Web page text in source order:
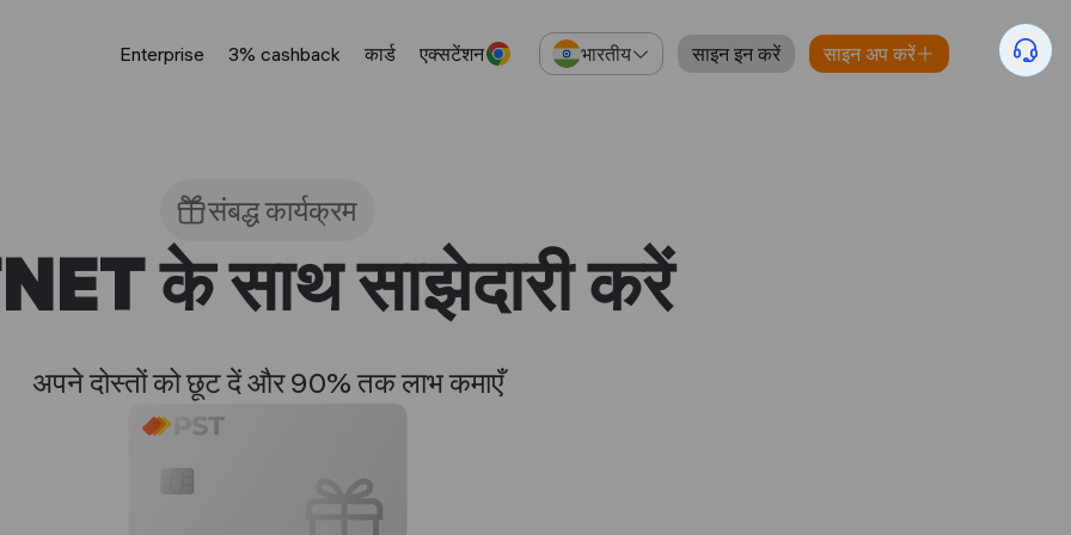
Enterprise 3% cashback कार्ड एक्सटेंशन भारतीय साइन इन करें साइन अप करें
संबद्ध कार्यक्रम
के साथ साझेदारी करें
अपने दोस्तों को छूट दें और 90% तक लाभ कमाएँ